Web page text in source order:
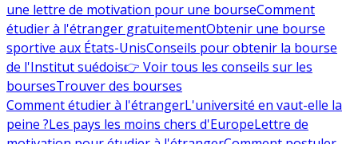
une lettre de motivation pour une bourseComment
étudier à l'étranger gratuitementObtenir une bourse
sportive aux États-UnisConseils pour obtenir la bourse
de l'Institut suédois👉 Voir tous les conseils sur les
boursesTrouver des bourses
Comment étudier à l'étrangerL'université en vaut-elle la
peine ?Les pays les moins chers d'EuropeLettre de